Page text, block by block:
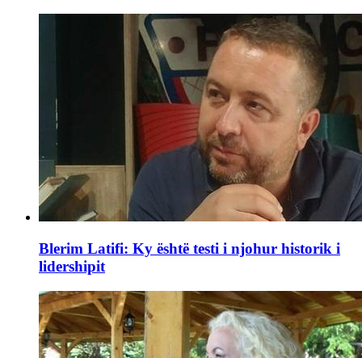
Blerim Latifi: Ky është testi i njohur historik i
lidershipit